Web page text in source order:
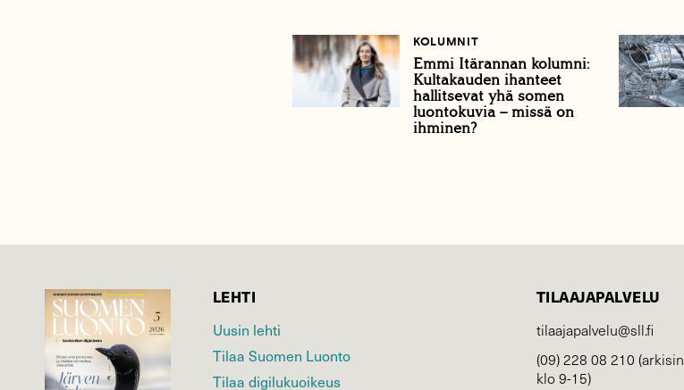
KOLUMNIT
Emmi Itärannan kolumni:
Kultakauden ihanteet
hallitsevat yhä somen
luontokuvia – missä on
ihminen?
LEHTI
Uusin lehti
Tilaa Suomen Luonto
Tilaa digilukuoikeus
TILAAJAPALVELU
tilaajapalvelu@sll.fi
(09) 228 08 210 (arkisin
klo 9-15)